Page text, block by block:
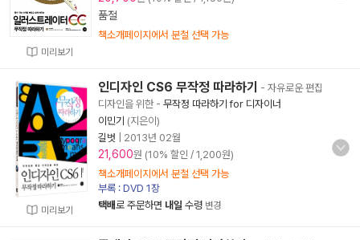
미리보기
품절
책소개페이지에서 분철 선택 가능
미리보기
인디자인 CS6 무작정 따라하기
- 자유로운 편집
디자인을 위한- 무작정 따라하기 for 디자이너
이민기 (지은이)
길벗
2013년 02월
21,600원 (10% 할인 / 1,200원)
책소개페이지에서 분철 선택 가능
부록 : DVD 1장
택배로 주문하면 내일 수령 변경